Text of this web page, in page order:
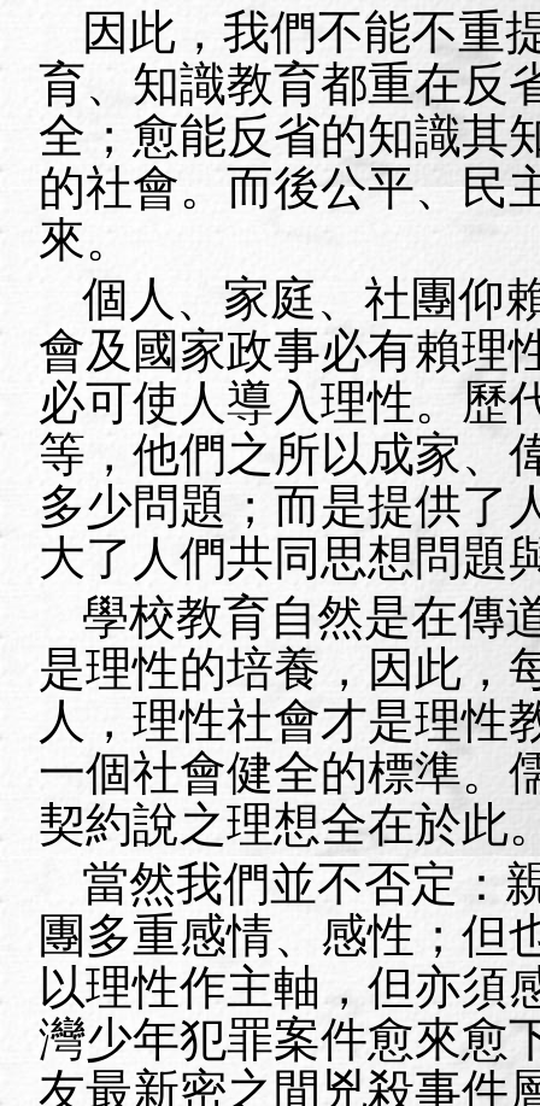
因此，我們不能不重
育、知識教育都重在反
全；愈能反省的知識其
的社會。而後公平、民
來。
個人、家庭、社團仰
會及國家政事必有賴理
必可使人導入理性。歷
等，他們之所以成家、
多少問題；而是提供了
大了人們共同思想問題
學校教育自然是在傳
是理性的培養，因此，
人，理性社會才是理性
一個社會健全的標準。
契約說之理想全在於此
當然我們並不否定：
團多重感情、感性；但
以理性作主軸，但亦須
灣少年犯罪案件愈來愈
友最新密之間兇殺事件